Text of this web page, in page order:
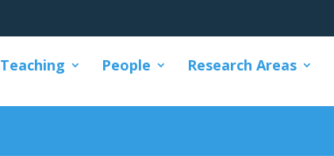
Teaching People Research Areas
Ασκήσεις